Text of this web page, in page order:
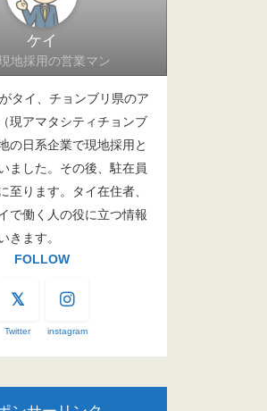
ケイ
地採用の営業マン
タイ、チョンブリ県のア
現アマタシティチョンブ
の日系企業で現地採用と
ました。その後、駐在員
至ります。タイ在住者、
で働く人の役に立つ情報
きます。
FOLLOW
Twitter instagram